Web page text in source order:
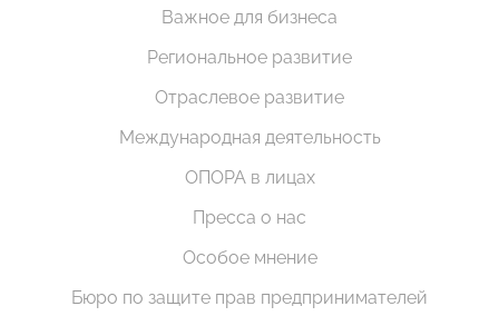
Важное для бизнеса
Региональное развитие
Отраслевое развитие
Международная деятельность
ОПОРА в лицах
Пресса о нас
Особое мнение
Бюро по защите прав предпринимателей